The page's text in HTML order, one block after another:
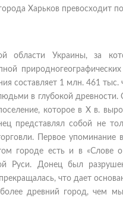
Харьков превосходит
области Украины, за
составляет 1 млн. 461 тыс.
в глубокой древности.
которое в Х в.
представлял собой не
Первое упоминание
городе есть и в «Слове
Руси. Донец был
что дает
древний город, чем